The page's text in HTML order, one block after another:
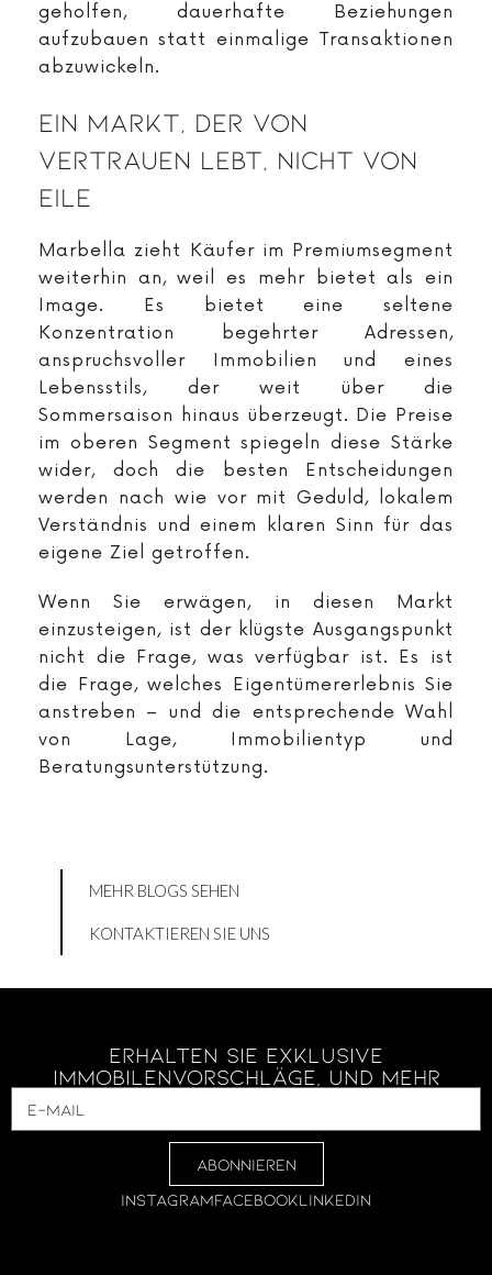
geholfen, dauerhafte Beziehungen
aufzubauen statt einmalige Transaktionen
abzuwickeln.
Ein Markt, Der Von
Vertrauen Lebt, Nicht Von
Eile
Marbella zieht Käufer im Premiumsegment
weiterhin an, weil es mehr bietet als ein
Image. Es bietet eine seltene
Konzentration begehrter Adressen,
anspruchsvoller Immobilien und eines
Lebensstils, der weit über die
Sommersaison hinaus überzeugt. Die Preise
im oberen Segment spiegeln diese Stärke
wider, doch die besten Entscheidungen
werden nach wie vor mit Geduld, lokalem
Verständnis und einem klaren Sinn für das
eigene Ziel getroffen.
Wenn Sie erwägen, in diesen Markt
einzusteigen, ist der klügste Ausgangspunkt
nicht die Frage, was verfügbar ist. Es ist
die Frage, welches Eigentümererlebnis Sie
anstreben – und die entsprechende Wahl
von Lage, Immobilientyp und
Beratungsunterstützung.
MEHR BLOGS SEHEN
KONTAKTIEREN SIE UNS
Erhalten Sie Exklusive
Immobilenvorschläge, Und Mehr
ABONNIEREN
INSTAGRAMFACEBOOKLINKEDIN